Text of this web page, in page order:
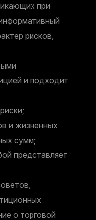
при
рисков,
и подходит
и жизненных
сумм;
представляет
о торговой